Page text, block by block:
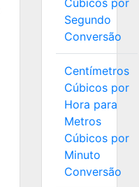
Cúbicos por
Segundo
Conversão
Centímetros
Cúbicos por
Hora para
Metros
Cúbicos por
Minuto
Conversão